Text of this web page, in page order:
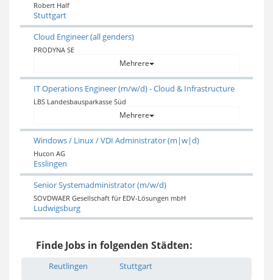
Robert Half
Stuttgart
Cloud Engineer (all genders)
PRODYNA SE
Mehrere
IT Operations Engineer (m/w/d) - Cloud & Infrastructure
LBS Landesbausparkasse Süd
Mehrere
Windows / Linux / VDI Administrator (m|w|d)
Hucon AG
Esslingen
Senior Systemadministrator (m/w/d)
SOVDWAER Gesellschaft für EDV-Lösungen mbH
Ludwigsburg
Finde Jobs in folgenden Städten:
Reutlingen Stuttgart